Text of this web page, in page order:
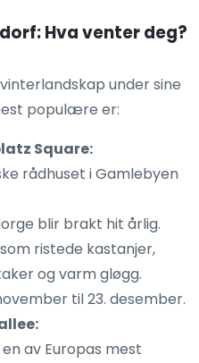
Hva venter deg?
under sine
populære er:
Square:
rådhuset i Gamlebyen
blir brakt hit årlig.
ristede kastanjer,
og varm gløgg.
til 23. desember.
av Europas mest